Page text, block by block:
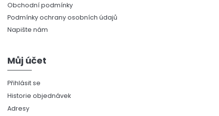
Obchodní podmínky
Podmínky ochrany osobních údajů
Napište nám
Můj účet
Přihlásit se
Historie objednávek
Adresy